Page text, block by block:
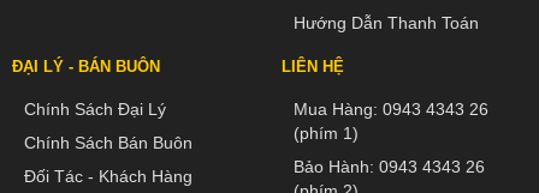
Hướng Dẫn Thanh Toán
ĐẠI LÝ - BÁN BUÔN
Chính Sách Đại Lý
Chính Sách Bán Buôn
Đối Tác - Khách Hàng
LIÊN HỆ
Mua Hàng: 0943 4343 26
(phím 1)
Bảo Hành: 0943 4343 26